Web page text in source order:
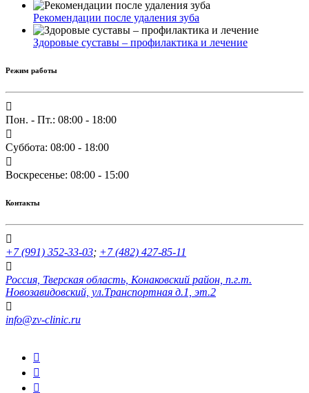
Рекомендации после удаления зуба
Здоровые суставы – профилактика и лечение
Режим работы
Пон. - Пт.: 08:00 - 18:00
Суббота: 08:00 - 18:00
Воскресенье: 08:00 - 15:00
Контакты
+7 (991) 352-33-03; +7 (482) 427-85-11
Россия, Тверская область, Конаковский район, п.г.т.
Новозавидовский, ул.Транспортная д.1, эт.2
info@zv-clinic.ru